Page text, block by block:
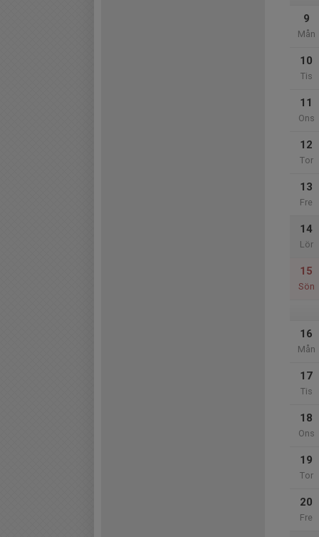
9
Mån
10
Tis
11
Ons
12
Tor
13
Fre
14
Lör
15
Sön
16
Mån
17
Tis
18
Ons
19
Tor
20
Fre